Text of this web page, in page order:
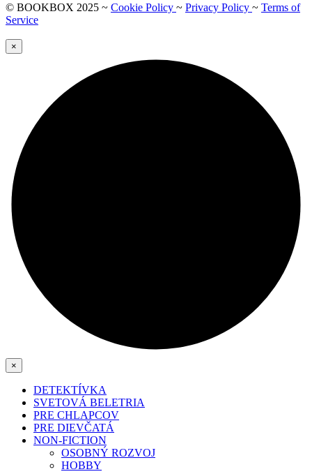
© BOOKBOX 2025 ~ Cookie Policy ~ Privacy Policy ~ Terms of
Service
×
×
DETEKTÍVKA
SVETOVÁ BELETRIA
PRE CHLAPCOV
PRE DIEVČATÁ
NON-FICTION
OSOBNÝ ROZVOJ
HOBBY